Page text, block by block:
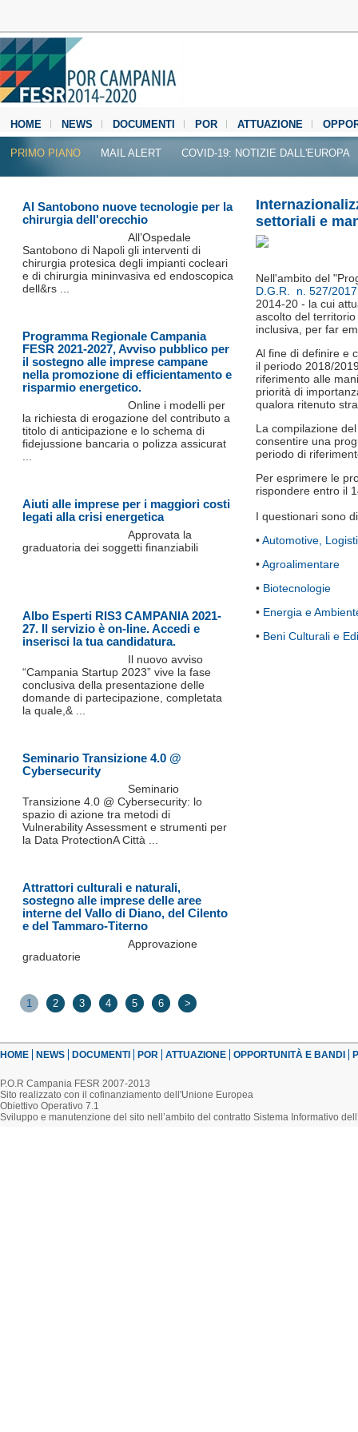
HOME NEWS DOCUMENTI POR ATTUAZIONE
MEDIA CENTER
PRIMO PIANO MAIL ALERT COVID-19: NOTIZIE DALL'EUROPA
settoriali e
Nell'ambito del
D.G.R. n. 527/2017
2014-20 - la cui
ascolto del
inclusiva, per far
Al fine di definire e
il periodo 2018/
riferimento alle
priorità di
qualora ritenuto
La compilazione
consentire una
periodo di
Per esprimere le
rispondere entro il
I questionari sono
•Automotive,
•Agroalimentare
• Biotecnologie
• Energia e
• Beni Culturali e
Al Santobono nuove tecnologie per la
chirurgia dell'orecchio
All’Ospedale
Santobono di Napoli gli interventi di
chirurgia protesica degli impianti cocleari
e di chirurgia mininvasiva ed endoscopica
dell&rs ...
Programma Regionale Campania
FESR 2021-2027, Avviso pubblico per
il sostegno alle imprese campane
nella promozione di efficientamento e
risparmio energetico.
Online i modelli per
la richiesta di erogazione del contributo a
titolo di anticipazione e lo schema di
fidejussione bancaria o polizza assicurat
Aiuti alle imprese per i maggiori costi
legati alla crisi energetica
Approvata la
graduatoria dei soggetti finanziabili
Albo Esperti RIS3 CAMPANIA 2021-
27. Il servizio è on-line. Accedi e
inserisci la tua candidatura.
Il nuovo avviso
“Campania Startup 2023” vive la fase
conclusiva della presentazione delle
domande di partecipazione, completata
la quale,& ...
Seminario Transizione 4.0 @
Cybersecurity
Seminario
Transizione 4.0 @ Cybersecurity: lo
spazio di azione tra metodi di
Vulnerability Assessment e strumenti per
la Data ProtectionA Città ...
Attrattori culturali e naturali,
sostegno alle imprese delle aree
interne del Vallo di Diano, del Cilento
e del Tammaro-Titerno
Approvazione
graduatorie
1 2 3 4 5 6 >
HOME NEWS DOCUMENTI POR ATTUAZIONE OPPORTUNITÀ E BANDI
P.O.R Campania FESR 2007-2013
Sito realizzato con il cofinanziamento dell'Unione Europea
Obiettivo Operativo 7.1
Sviluppo e manutenzione del sito nell’ambito del contratto Sistema Informativo